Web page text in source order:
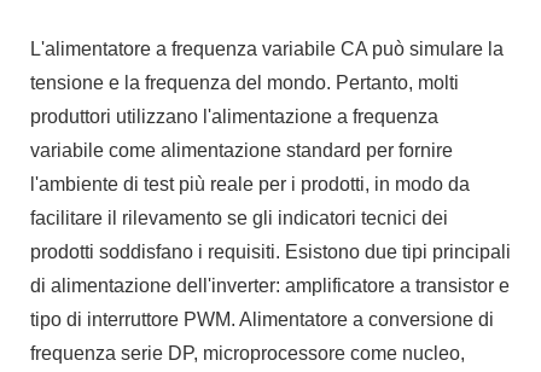
L'alimentatore a frequenza variabile CA può simulare la
tensione e la frequenza del mondo. Pertanto, molti
produttori utilizzano l'alimentazione a frequenza
variabile come alimentazione standard per fornire
l'ambiente di test più reale per i prodotti, in modo da
facilitare il rilevamento se gli indicatori tecnici dei
prodotti soddisfano i requisiti. Esistono due tipi principali
di alimentazione dell'inverter: amplificatore a transistor e
tipo di interruttore PWM. Alimentatore a conversione di
frequenza serie DP, microprocessore come nucleo,